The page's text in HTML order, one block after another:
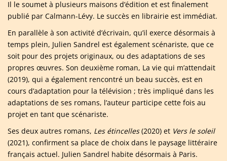
Il le soumet à plusieurs maisons d’édition et est finalement
publié par Calmann-Lévy. Le succès en librairie est immédiat.
En parallèle à son activité d’écrivain, qu’il exerce désormais à
temps plein, Julien Sandrel est également scénariste, que ce
soit pour des projets originaux, ou des adaptations de ses
propres œuvres. Son deuxième roman, La vie qui m’attendait
(2019), qui a également rencontré un beau succès, est en
cours d’adaptation pour la télévision ; très impliqué dans les
adaptations de ses romans, l’auteur participe cette fois au
projet en tant que scénariste.
Ses deux autres romans, Les étincelles(2020) et Vers le soleil
(2021), confirment sa place de choix dans le paysage littéraire
français actuel. Julien Sandrel habite désormais à Paris.